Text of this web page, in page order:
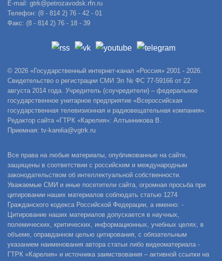
E-mail: gtrk@petrozavodsk.rfn.ru
Телефон: (8 - 814 2) 76 - 42 - 01
Факс: (8 - 814 2) 76 - 18 - 39
© 2026 «Государственный интернет-канал «Россия» 2001 - 2026.
Свидетельство о регистрации СМИ Эл № ФС 77-59166 от 22
августа 2014 года. Учредитель (соучредители) – федеральное
государственное унитарное предприятие «Всероссийская
государственная телевизионная и радиовещательная компания».
Редактор сайта «ГТРК «Карелия»: Алтынникова В.
Приемная: tv-karelia@vgtrk.ru
Все права на любые материалы, опубликованные на сайте,
защищены в соответствии с российским и международным
законодательством об интеллектуальной собственности.
Уважаемые СМИ и иные посетители сайта, огромная просьба при
цитировании наших материалов соблюдать статью 1274
Гражданского кодекса Российской Федерации, а именно: -
Цитирование наших материалов допускается в научных,
полемических, критических, информационных, учебных целях, в
объеме, оправданном целью цитирования, с обязательным
указанием наименования автора статьи либо видеоматериала -
ГТРК «Карелия» и источника заимствования – активной ссылки на